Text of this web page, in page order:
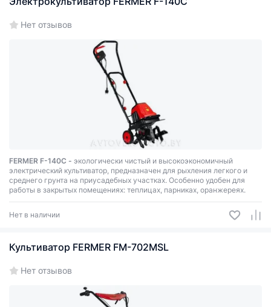
Нет отзывов
FERMER F-140C - экологически чистый и высокоэкономичный
электрический культиватор, предназначен для рыхления легкого и
среднего грунта на приусадебных участках. Особенно удобен для
работы в закрытых помещениях: теплицах, парниках, оранжереях.
Нет в наличии
Культиватор FERMER FM-702MSL
Нет отзывов